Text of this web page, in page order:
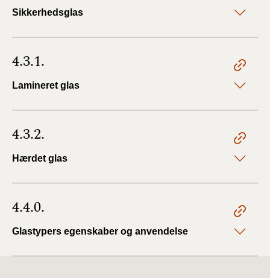
Sikkerhedsglas
4.3.1.
Lamineret glas
4.3.2.
Hærdet glas
4.4.0.
Glastypers egenskaber og anvendelse